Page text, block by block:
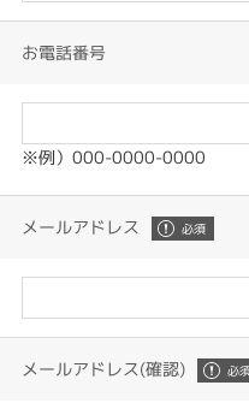
お電話番号
※例）000-0000-0000
メールアドレス
メールアドレス(確認)